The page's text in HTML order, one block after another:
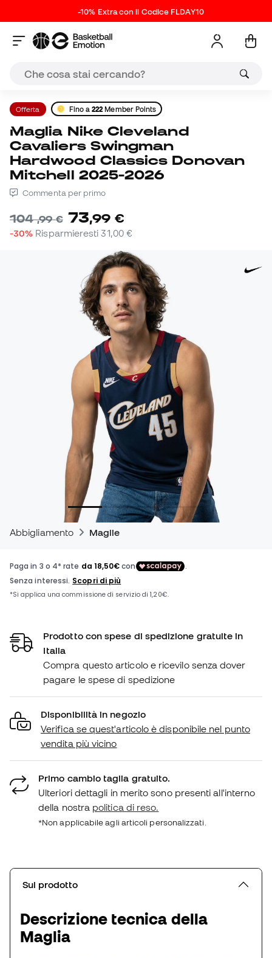
-10% Extra con il Codice FLDAY10
Offerta Fino a222 Member Points
Maglia Nike Cleveland
Cavaliers Swingman
Hardwood Classics Donovan
Mitchell 2025-2026
Commenta per primo
104,99 € 73,99 €
-30% Risparmieresti31,00 €
Abbigliamento Maglie
Prodotto con spese di spedizione gratuite in
Italia
Compra questo articolo e ricevilo senza dover
pagare le spese di spedizione
Disponibilità in negozio
Verifica se quest'articolo è disponibile nel punto
vendita più vicino
Primo cambio taglia gratuito.
Ulteriori dettagli in merito sono presenti all'interno
della nostra politica di reso.
*Non applicabile agli articoli personalizzati.
Sul prodotto
Descrizione tecnica della
Maglia